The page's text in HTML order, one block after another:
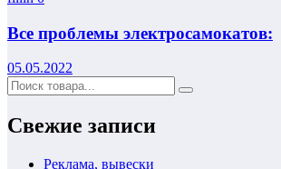
Все проблемы электросамокатов:
05.05.2022
Свежие записи
Реклама, вывески